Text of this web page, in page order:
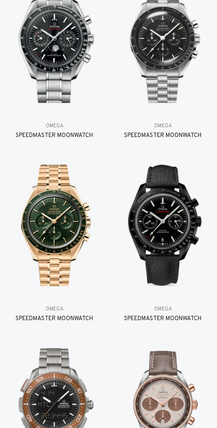
OMEGA
SPEEDMASTER MOONWATCH
OMEGA
SPEEDMASTER MOONWATCH
OMEGA
SPEEDMASTER MOONWATCH
OMEGA
SPEEDMASTER MOONWATCH